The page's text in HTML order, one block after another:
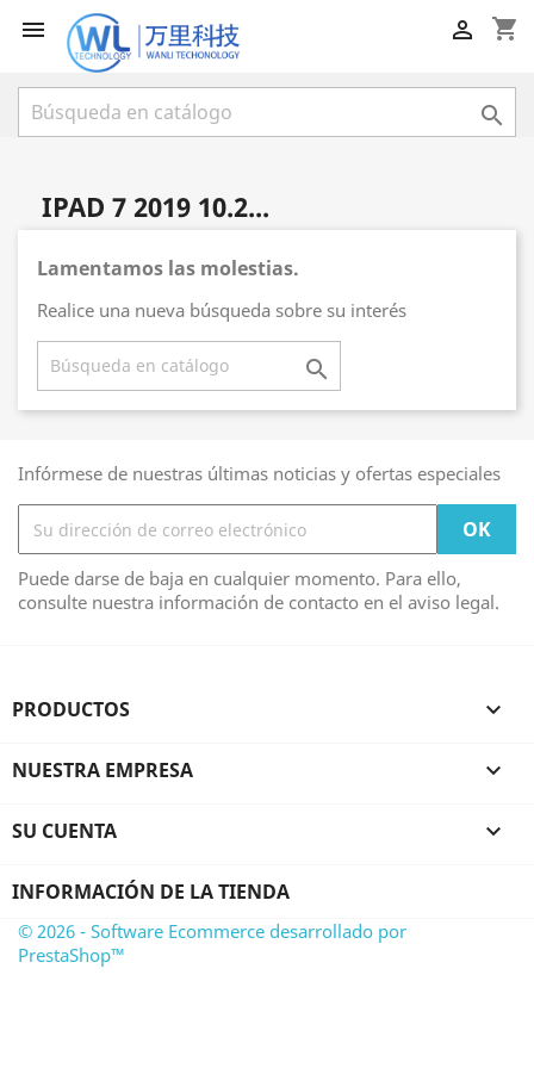
 shopping_cart


IPAD 7 2019 10.2...
Lamentamos las molestias.
Realice una nueva búsqueda sobre su interés

Infórmese de nuestras últimas noticias y ofertas especiales
Puede darse de baja en cualquier momento. Para ello,
consulte nuestra información de contacto en el aviso legal.
PRODUCTOS 
NUESTRA EMPRESA 
SU CUENTA 
INFORMACIÓN DE LA TIENDA
© 2026 - Software Ecommerce desarrollado por
PrestaShop™